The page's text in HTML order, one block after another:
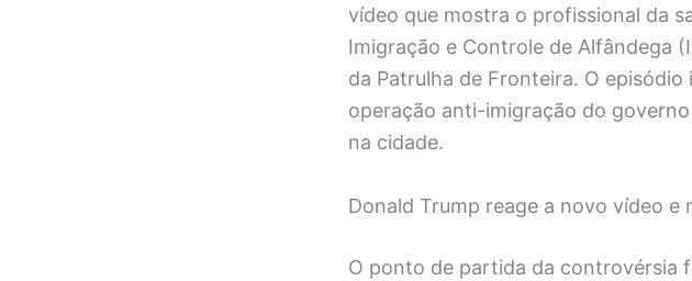
vídeo que mostra o profissional da
Imigração e Controle de Alfândega
da Patrulha de Fronteira. O
operação anti-imigração do
na cidade.
Donald Trump reage a novo vídeo e
O ponto de partida da controvérsia